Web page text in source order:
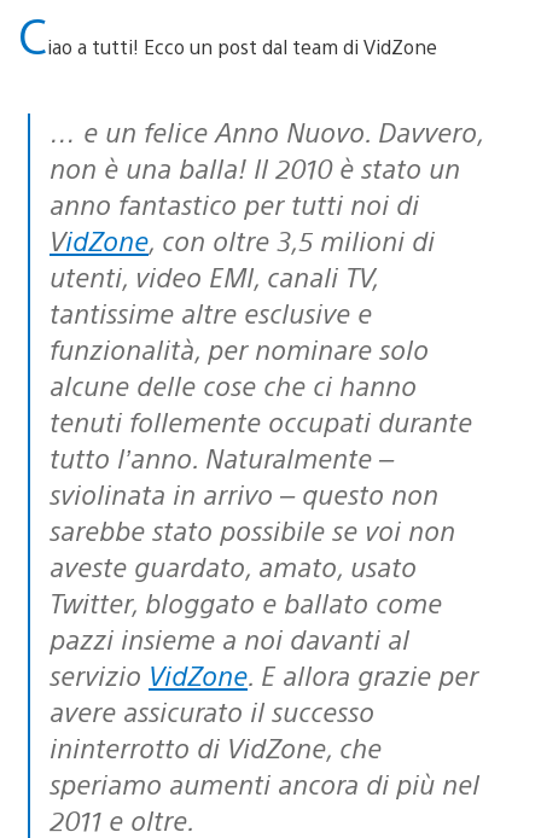
Ciao a tutti! Ecco un post dal team di VidZone
… e un felice Anno Nuovo. Davvero,
non è una balla! Il 2010 è stato un
anno fantastico per tutti noi di
VidZone, con oltre 3,5 milioni di
utenti, video EMI, canali TV,
tantissime altre esclusive e
funzionalità, per nominare solo
alcune delle cose che ci hanno
tenuti follemente occupati durante
tutto l’anno. Naturalmente –
sviolinata in arrivo – questo non
sarebbe stato possibile se voi non
aveste guardato, amato, usato
Twitter, bloggato e ballato come
pazzi insieme a noi davanti al
servizio VidZone. E allora grazie per
avere assicurato il successo
ininterrotto di VidZone, che
speriamo aumenti ancora di più nel
2011 e oltre.